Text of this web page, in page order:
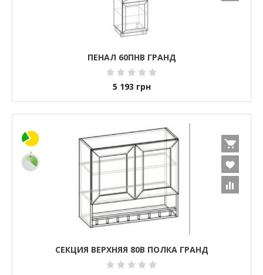
ПЕНАЛ 60ПНВ ГРАНД
5 193 грн
СЕКЦИЯ ВЕРХНЯЯ 80В ПОЛКА ГРАНД